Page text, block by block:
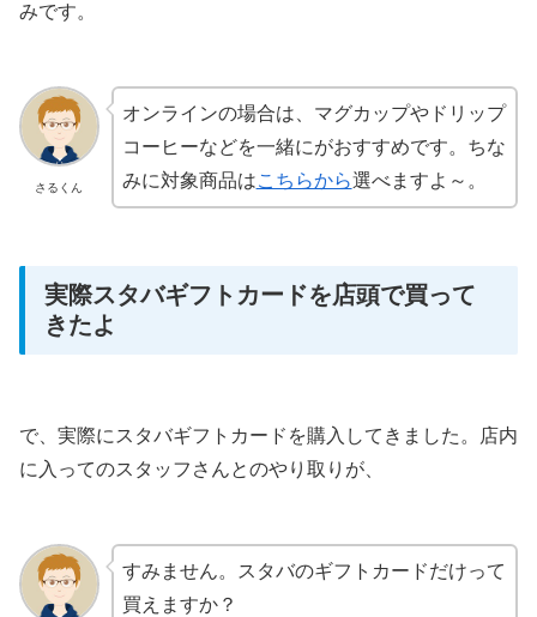
みです。
さるくん
オンラインの場合は、マグカップやドリップ
コーヒーなどを一緒にがおすすめです。ちな
みに対象商品はこちらから選べますよ～。
実際スタバギフトカードを店頭で買って
きたよ
で、実際にスタバギフトカードを購入してきました。店内
に入ってのスタッフさんとのやり取りが、
すみません。スタバのギフトカードだけって
買えますか？